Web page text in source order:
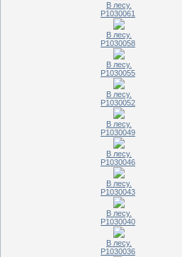
В лесу.
P1030061
В лесу.
P1030058
В лесу.
P1030055
В лесу.
P1030052
В лесу.
P1030049
В лесу.
P1030046
В лесу.
P1030043
В лесу.
P1030040
В лесу.
P1030036